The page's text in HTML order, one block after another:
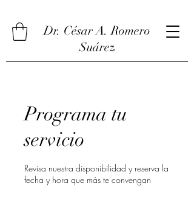
Dr. César A. Romero
Suárez
Programa tu
servicio
Revisa nuestra disponibilidad y reserva la
fecha y hora que más te convengan